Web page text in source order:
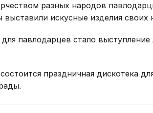
разных народов
искусные изделия своих
павлодарцев стало
праздничная дискотека